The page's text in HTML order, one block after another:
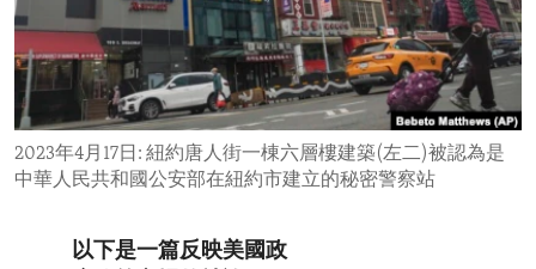
ECONOMY AND TRADE
ENVIRONMENT AND HEALTH
IDEALS AND INSTITUTIONS
2023年4月17日: 紐約唐人街一棟六層樓建築(左二)被認為是
中華人民共和國公安部在紐約市建立的秘密警察站
以下是一篇反映美國政